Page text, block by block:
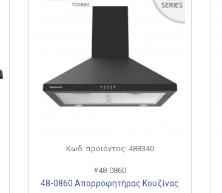
Κωδ. προϊόντος: 488340
#48-0860
48-0860 Απορροφητήρας Κουζίνας